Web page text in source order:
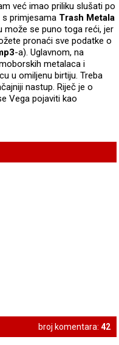
već imao priliku slušati po
s primjesama Trash Metala
može se puno toga reći, jer
pronaći sve podatke o
-a). Uglavnom, na
metalaca i
u omiljenu birtiju. Treba
nastup. Riječ je o
Vega pojaviti kao
broj komentara: 42